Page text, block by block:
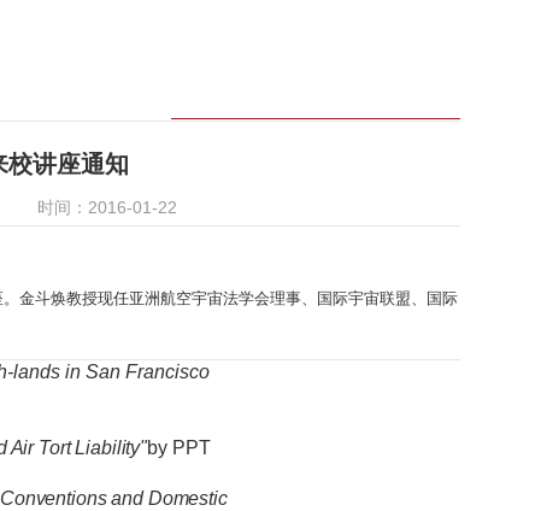
校讲座通知
时间：2016-01-22
金斗焕教授现任亚洲航空宇宙法学会理事、国际宇宙联盟、国际
lands in San Francisco
Air Tort Liability"by PPT
and Domestic